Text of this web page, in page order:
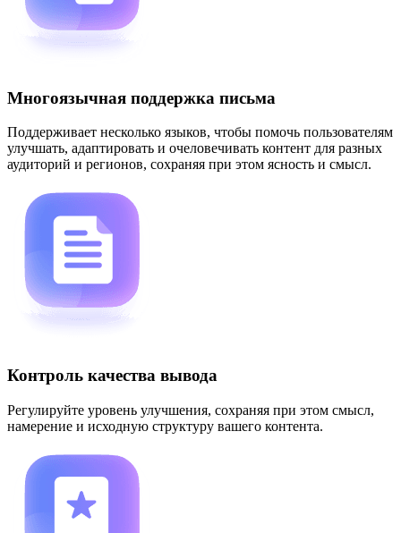
Многоязычная поддержка письма
Поддерживает несколько языков, чтобы помочь пользователям
улучшать, адаптировать и очеловечивать контент для разных
аудиторий и регионов, сохраняя при этом ясность и смысл.
Контроль качества вывода
Регулируйте уровень улучшения, сохраняя при этом смысл,
намерение и исходную структуру вашего контента.